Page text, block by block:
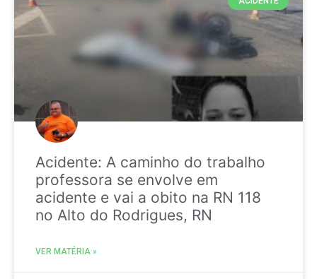
Acidente: A caminho do trabalho
professora se envolve em
acidente e vai a obito na RN 118
no Alto do Rodrigues, RN
VER MATÉRIA »